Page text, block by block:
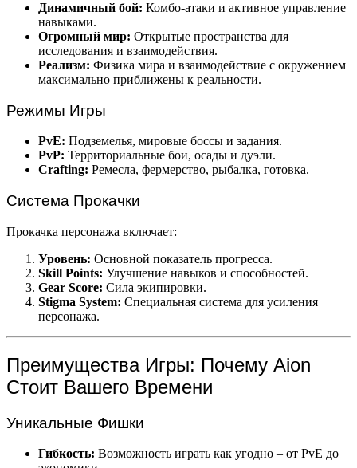
Динамичный бой: Комбо-атаки и активное управление
навыками.
Огромный мир: Открытые пространства для
исследования и взаимодействия.
Реализм: Физика мира и взаимодействие с окружением
максимально приближены к реальности.
Режимы Игры
PvE: Подземелья, мировые боссы и задания.
PvP: Территориальные бои, осады и дуэли.
Crafting: Ремесла, фермерство, рыбалка, готовка.
Система Прокачки
Прокачка персонажа включает:
Уровень: Основной показатель прогресса.
Skill Points: Улучшение навыков и способностей.
Gear Score: Сила экипировки.
Stigma System: Специальная система для усиления
персонажа.
Преимущества Игры: Почему Aion
Стоит Вашего Времени
Уникальные Фишки
Гибкость: Возможность играть как угодно – от PvE до